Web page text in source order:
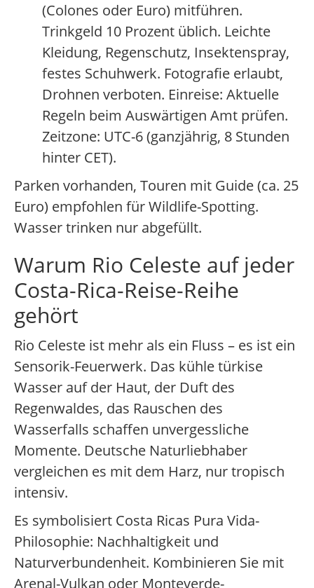
(Colones oder Euro) mitführen.
Trinkgeld 10 Prozent üblich. Leichte
Kleidung, Regenschutz, Insektenspray,
festes Schuhwerk. Fotografie erlaubt,
Drohnen verboten. Einreise: Aktuelle
Regeln beim Auswärtigen Amt prüfen.
Zeitzone: UTC-6 (ganzjährig, 8 Stunden
hinter CET).
Parken vorhanden, Touren mit Guide (ca. 25
Euro) empfohlen für Wildlife-Spotting.
Wasser trinken nur abgefüllt.
Warum Rio Celeste auf jeder
Costa-Rica-Reise-Reihe
gehört
Rio Celeste ist mehr als ein Fluss – es ist ein
Sensorik-Feuerwerk. Das kühle türkise
Wasser auf der Haut, der Duft des
Regenwaldes, das Rauschen des
Wasserfalls schaffen unvergessliche
Momente. Deutsche Naturliebhaber
vergleichen es mit dem Harz, nur tropisch
intensiv.
Es symbolisiert Costa Ricas Pura Vida-
Philosophie: Nachhaltigkeit und
Naturverbundenheit. Kombinieren Sie mit
Arenal-Vulkan oder Monteverde-